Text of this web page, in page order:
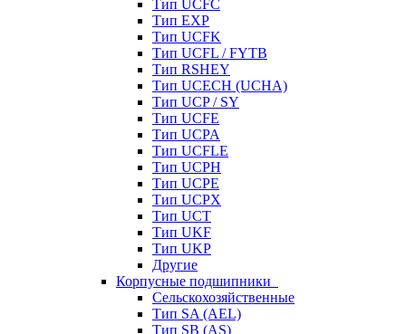
Тип UCFC
Тип EXP
Тип UCFK
Тип UCFL / FYTB
Тип RSHEY
Тип UCECH (UCHA)
Тип UCP / SY
Тип UCFE
Тип UCPA
Тип UCFLE
Тип UCPH
Тип UCPE
Тип UCPX
Тип UCT
Тип UKF
Тип UKP
Другие
Корпусные подшипники
Сельскохозяйственные
Тип SA (AEL)
Тип SB (AS)